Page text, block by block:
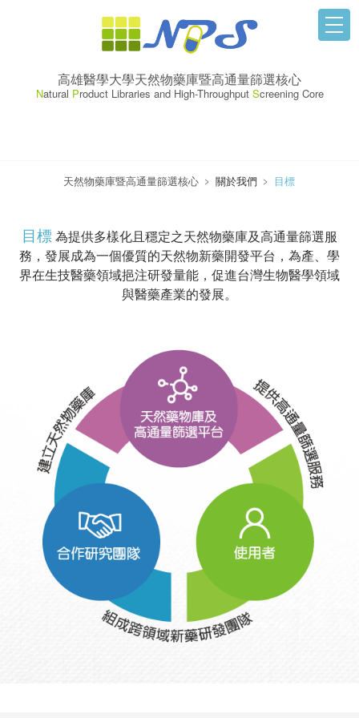
高雄醫學大學天然物藥庫暨高通量篩選核心
Natural Product Libraries and High-Throughput Screening Core
天然物藥庫暨高通量篩選核心 ﹥關於我們 ﹥ 目標
目標為提供多樣化且穩定之天然物藥庫及高通量篩選服
務，發展成為一個優質的天然物新藥開發平台，為產、學
界在生技醫藥領域挹注研發量能，促進台灣生物醫學領域
與醫藥產業的發展。